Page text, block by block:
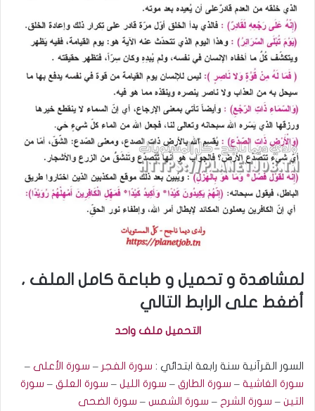
لمشاهدة و تحميل و طباعة كامل الملف ،
أضغط على الرابط التالي
التحميل ملف واحد
السور القرآنية سنة رابعة ابتدائي : سورة الفجر – سورة الأعلى –
سورة الغاشية – سورة الطارق – سورة الليل – سورة العلق – سورة
التين – سورة الشرح – سورة الشمس – سورة الضحى